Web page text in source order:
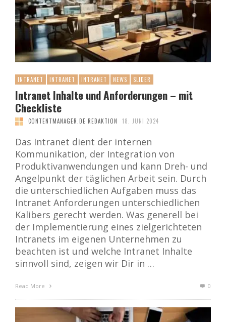
INTRANET INTRANET INTRANET NEWS SLIDER
Intranet Inhalte und Anforderungen – mit
Checkliste
CONTENTMANAGER.DE REDAKTION 18. JUNI 2024
Das Intranet dient der internen
Kommunikation, der Integration von
Produktivanwendungen und kann Dreh- und
Angelpunkt der täglichen Arbeit sein. Durch
die unterschiedlichen Aufgaben muss das
Intranet Anforderungen unterschiedlichen
Kalibers gerecht werden. Was generell bei
der Implementierung eines zielgerichteten
Intranets im eigenen Unternehmen zu
beachten ist und welche Intranet Inhalte
sinnvoll sind, zeigen wir Dir in …
Read More 0